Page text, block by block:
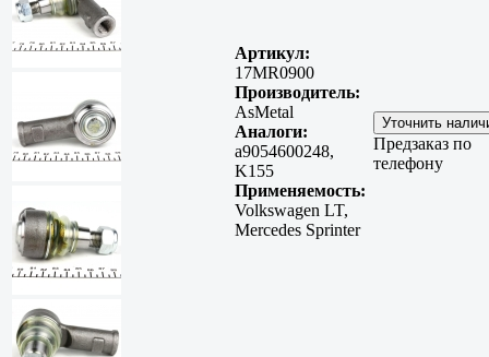
Артикул:
17MR0900
Производитель:
AsMetal
Аналоги:
a9054600248,
K155
Применяемость:
Volkswagen LT,
Mercedes Sprinter
Предзаказ по
телефону